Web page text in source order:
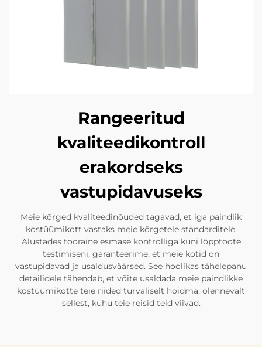
Rangeeritud
kvaliteedikontroll
erakordseks
vastupidavuseks
Meie kõrged kvaliteedinõuded tagavad, et iga paindlik
kostüümikott vastaks meie kõrgetele standarditele.
Alustades tooraine esmase kontrolliga kuni lõpptoote
testimiseni, garanteerime, et meie kotid on
vastupidavad ja usaldusväärsed. See hoolikas tähelepanu
detailidele tähendab, et võite usaldada meie paindlikke
kostüümikotte teie riided turvaliselt hoidma, olennevalt
sellest, kuhu teie reisid teid viivad.